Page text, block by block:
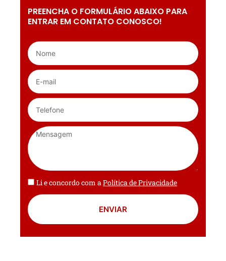
PREENCHA O FORMULÁRIO ABAIXO PARA
ENTRAR EM CONTATO CONOSCO!
Li e concordo com a Política de Privacidade
ENVIAR